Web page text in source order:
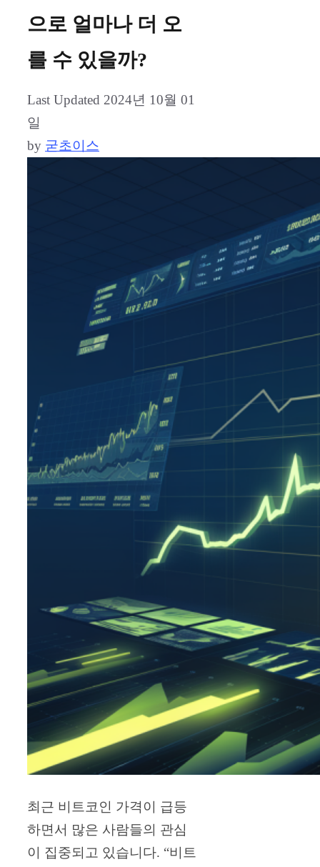
으로 얼마나 더 오
를 수 있을까?
2024년 10월 01
일
by 굳초이스
최근 비트코인 가격이 급등
하면서 많은 사람들의 관심
이 집중되고 있습니다. “비트